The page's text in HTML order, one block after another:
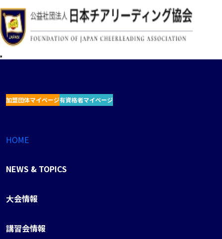
加盟団体マイページ有資格者マイページ
HOME
NEWS & TOPICS
大会情報
講習会情報